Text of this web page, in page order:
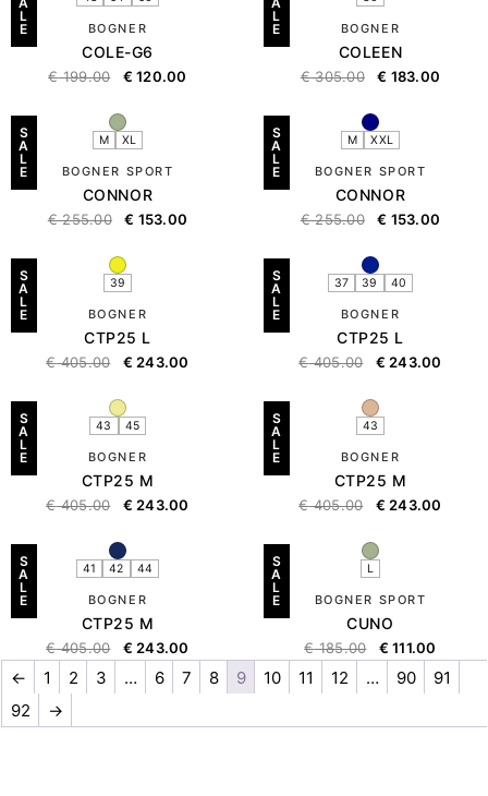
L
E
BOGNER
COLE-G6
€199.00 € 120.00
L
E
BOGNER
COLEEN
€305.00 € 183.00
S
A
L
E
M XL
BOGNER SPORT
CONNOR
€255.00 € 153.00
S
A
L
E
M XXL
BOGNER SPORT
CONNOR
€255.00 € 153.00
S
A
L
E
39
BOGNER
CTP25 L
€405.00 € 243.00
S
A
L
E
37 39 40
BOGNER
CTP25 L
€405.00 € 243.00
S
A
L
E
43 45
BOGNER
CTP25 M
€405.00 € 243.00
S
A
L
E
43
BOGNER
CTP25 M
€405.00 € 243.00
S
A
L
E
41 42 44
BOGNER
CTP25 M
€405.00 € 243.00
S
A
L
E
L
BOGNER SPORT
CUNO
€185.00 € 111.00
← 1 2 3 … 6 7 8 9 10 11 12 … 90
91
92
→